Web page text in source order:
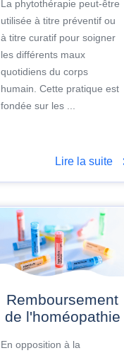
La phytothérapie peut-être
utilisée à titre préventif ou
à titre curatif pour soigner
les différents maux
quotidiens du corps
humain. Cette pratique est
fondée sur les ...
Lire la suite
Remboursement
de l'homéopathie
En opposition à la